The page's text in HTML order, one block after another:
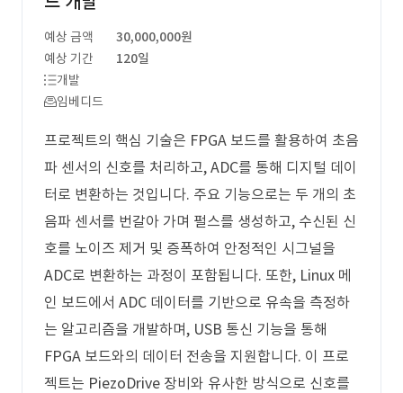
예상 금액
30,000,000원
예상 기간
120일
개발
임베디드
프로젝트의 핵심 기술은 FPGA 보드를 활용하여 초음
파 센서의 신호를 처리하고, ADC를 통해 디지털 데이
터로 변환하는 것입니다. 주요 기능으로는 두 개의 초
음파 센서를 번갈아 가며 펄스를 생성하고, 수신된 신
호를 노이즈 제거 및 증폭하여 안정적인 시그널을
ADC로 변환하는 과정이 포함됩니다. 또한, Linux 메
인 보드에서 ADC 데이터를 기반으로 유속을 측정하
는 알고리즘을 개발하며, USB 통신 기능을 통해
FPGA 보드와의 데이터 전송을 지원합니다. 이 프로
젝트는 PiezoDrive 장비와 유사한 방식으로 신호를